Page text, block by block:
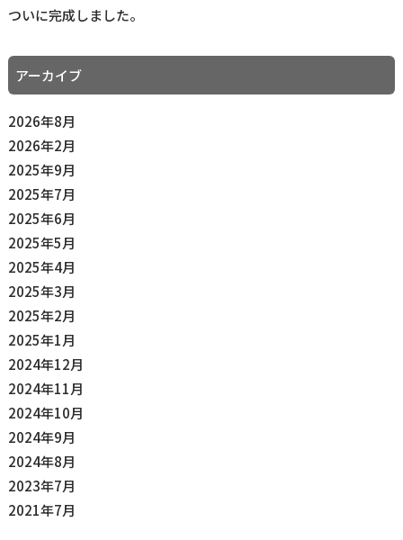
ついに完成しました。
アーカイブ
2026年8月
2026年2月
2025年9月
2025年7月
2025年6月
2025年5月
2025年4月
2025年3月
2025年2月
2025年1月
2024年12月
2024年11月
2024年10月
2024年9月
2024年8月
2023年7月
2021年7月